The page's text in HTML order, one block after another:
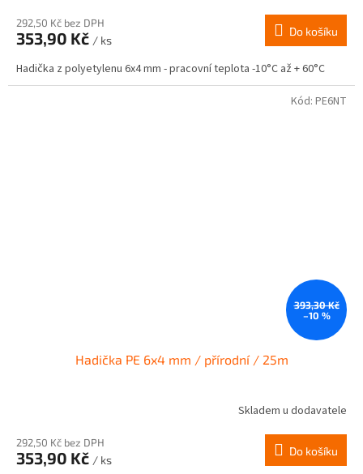
292,50 Kč bez DPH
353,90 Kč / ks
Do košíku
Hadička z polyetylenu 6x4 mm - pracovní teplota -10°C až + 60°C
393,30 Kč
–10 %
Hadička PE 6x4 mm / přírodní / 25m
Skladem u dodavatele
292,50 Kč bez DPH
353,90 Kč / ks
Do košíku
Kód: PE6NT